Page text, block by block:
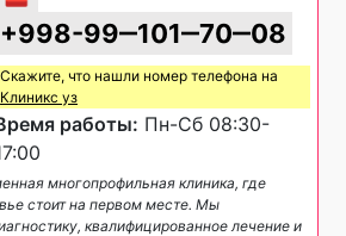
+998-99‒101‒70‒08
Скажите, что нашли номер телефона на
Клиникс уз
работы: Пн-Сб 08:30-
многопрофильная клиника, где
стоит на первом месте. Мы
квалифицированное лечение и